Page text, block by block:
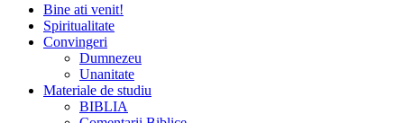
Bine ati venit!
Spiritualitate
Convingeri
Dumnezeu
Unanitate
Materiale de studiu
BIBLIA